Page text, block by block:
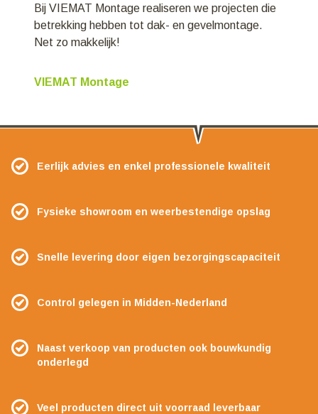
Bij VIEMAT Montage realiseren we projecten die
betrekking hebben tot dak- en gevelmontage.
Net zo makkelijk!
VIEMAT Montage
Eerlijk advies en enkel professionele kwaliteit
Fysieke showroom en weerbestendige opslag
Snelle levering door eigen bezorgingscapaciteit
Control gelegen in Midden-Nederland
Naast verkoop van producten ook bouwkundig
onderlegd
Veel producten direct uit voorraad leverbaar